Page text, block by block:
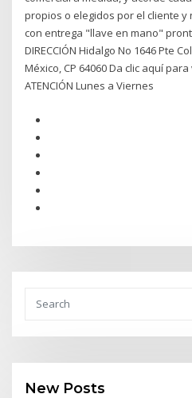
propios o elegidos por el cliente
con entrega "llave en mano"
DIRECCIÓN Hidalgo No 1646 Pte
México, CP 64060 Da clic aquí para
ATENCIÓN Lunes a Viernes
New Posts